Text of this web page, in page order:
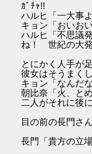
ｶﾞﾁｬ!!
ハルヒ「一大事
キョン「おいお
ハルヒ「不思議
ね！ 世紀の大発
とにかく人手が
彼女はそうまく
キョン「なん
朝比奈「火、と
二人がそれに後
目の前の長門さ
長門「貴方の立